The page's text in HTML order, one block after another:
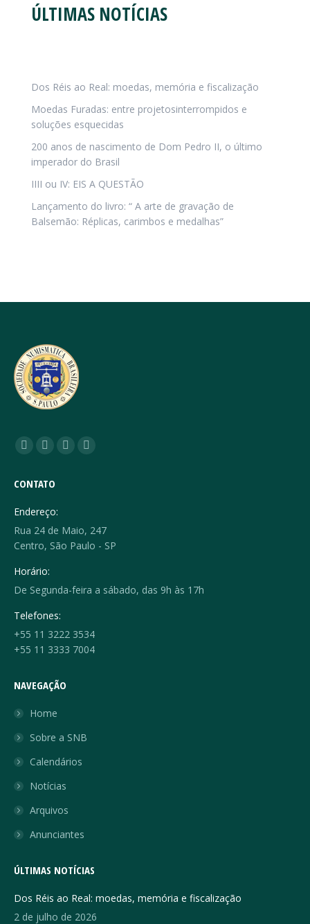
ÚLTIMAS NOTÍCIAS
Dos Réis ao Real: moedas, memória e fiscalização
Moedas Furadas: entre projetosinterrompidos e
soluções esquecidas
200 anos de nascimento de Dom Pedro II, o último
imperador do Brasil
IIII ou IV: EIS A QUESTÃO
Lançamento do livro: “ A arte de gravação de
Balsemão: Réplicas, carimbos e medalhas”
Encontre-nos em:
Facebook
opens
in
new
window
YouTube
opens
in
new
window
Linkedin
new
window
Instagram
new
window
CONTATO
Endereço:
Rua 24 de Maio, 247
Centro, São Paulo - SP
Horário:
De Segunda-feira a sábado, das 9h às 17h
Telefones:
+55 11 3222 3534
+55 11 3333 7004
NAVEGAÇÃO
Home
Sobre a SNB
Calendários
Notícias
Arquivos
Anunciantes
ÚLTIMAS NOTÍCIAS
Dos Réis ao Real: moedas, memória e fiscalização
2 de julho de 2026